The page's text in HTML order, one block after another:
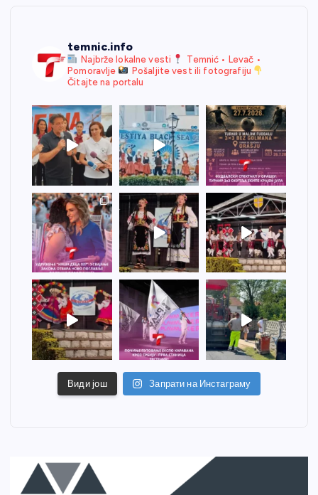
temnic.info
Najbrže lokalne vesti
Temnić • Levač •
Pomoravlje
Pošaljite vest ili fotografiju
Čitajte na portalu
Види још Запрати на Инстаграму